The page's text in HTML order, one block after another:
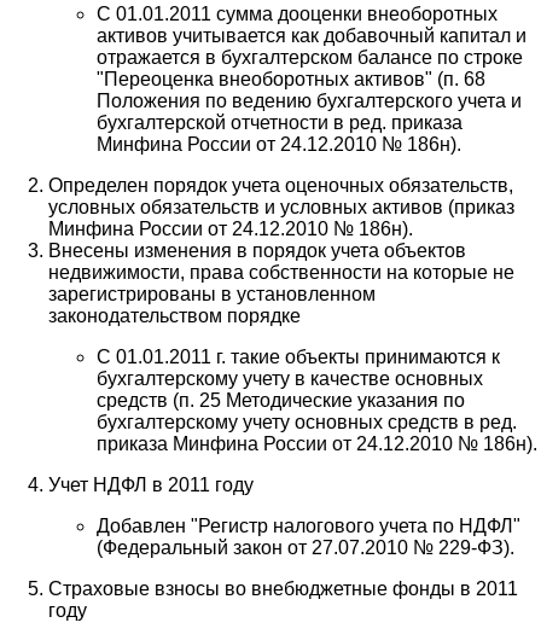
С 01.01.2011 сумма дооценки внеоборотных
активов учитывается как добавочный капитал и
отражается в бухгалтерском балансе по строке
"Переоценка внеоборотных активов" (п. 68
Положения по ведению бухгалтерского учета и
бухгалтерской отчетности в ред. приказа
Минфина России от 24.12.2010 № 186н).
Определен порядок учета оценочных обязательств,
условных обязательств и условных активов (приказ
Минфина России от 24.12.2010 № 186н).
Внесены изменения в порядок учета объектов
недвижимости, права собственности на которые не
зарегистрированы в установленном
законодательством порядке
С 01.01.2011 г. такие объекты принимаются к
бухгалтерскому учету в качестве основных
средств (п. 25 Методические указания по
бухгалтерскому учету основных средств в ред.
приказа Минфина России от 24.12.2010 № 186н).
Учет НДФЛ в 2011 году
Добавлен "Регистр налогового учета по НДФЛ"
(Федеральный закон от 27.07.2010 № 229-ФЗ).
Страховые взносы во внебюджетные фонды в 2011
году